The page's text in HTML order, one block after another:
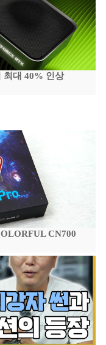
최대 40% 인상
CN700